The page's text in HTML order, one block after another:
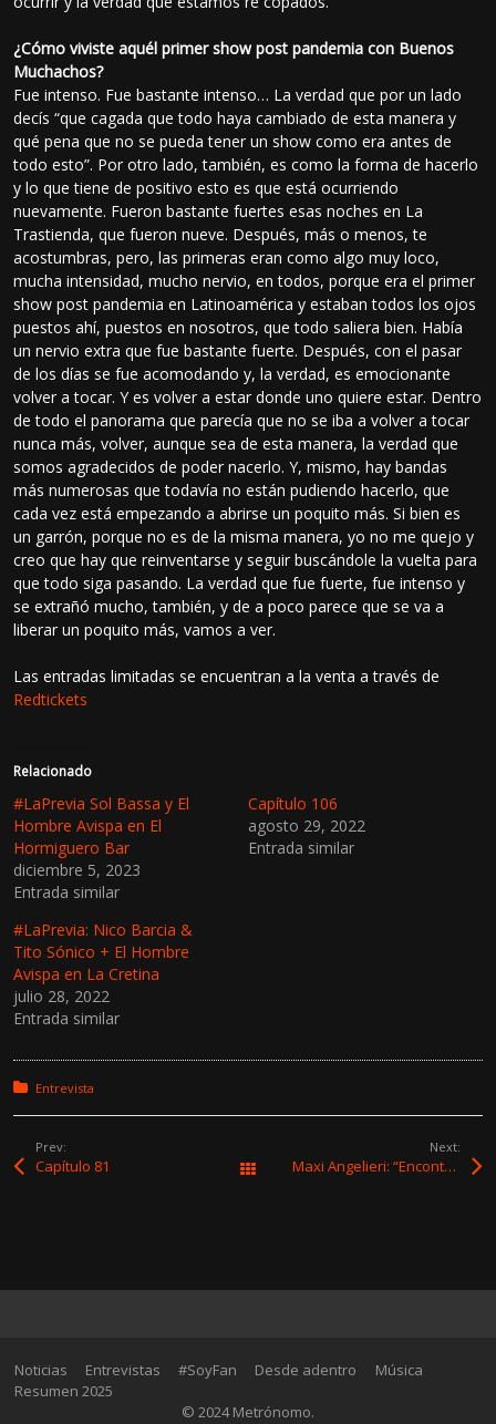
¿Cómo viviste aquél primer show post pandemia con Buenos
Muchachos?
Fue intenso. Fue bastante intenso… La verdad que por un lado
decís “que cagada que todo haya cambiado de esta manera y
qué pena que no se pueda tener un show como era antes de
todo esto”. Por otro lado, también, es como la forma de hacerlo
y lo que tiene de positivo esto es que está ocurriendo
nuevamente. Fueron bastante fuertes esas noches en La
Trastienda, que fueron nueve. Después, más o menos, te
acostumbras, pero, las primeras eran como algo muy loco,
mucha intensidad, mucho nervio, en todos, porque era el primer
show post pandemia en Latinoamérica y estaban todos los ojos
puestos ahí, puestos en nosotros, que todo saliera bien. Había
un nervio extra que fue bastante fuerte. Después, con el pasar
de los días se fue acomodando y, la verdad, es emocionante
volver a tocar. Y es volver a estar donde uno quiere estar. Dentro
de todo el panorama que parecía que no se iba a volver a tocar
nunca más, volver, aunque sea de esta manera, la verdad que
somos agradecidos de poder nacerlo. Y, mismo, hay bandas
más numerosas que todavía no están pudiendo hacerlo, que
cada vez está empezando a abrirse un poquito más. Si bien es
un garrón, porque no es de la misma manera, yo no me quejo y
creo que hay que reinventarse y seguir buscándole la vuelta para
que todo siga pasando. La verdad que fue fuerte, fue intenso y
se extrañó mucho, también, y de a poco parece que se va a
liberar un poquito más, vamos a ver.
Las entradas limitadas se encuentran a la venta a través de
Redtickets
Relacionado
#LaPrevia Sol Bassa y El
Hombre Avispa en El
Hormiguero Bar
diciembre 5, 2023
Entrada similar
Capítulo 106
agosto 29, 2022
Entrada similar
#LaPrevia: Nico Barcia &
Tito Sónico + El Hombre
Avispa en La Cretina
julio 28, 2022
Entrada similar
Posted in:
Entrevista
Prev:
Capítulo 81 All Works
Next:
Maxi Angelieri: “Encontré la escena musical uruguaya muy viva”
Noticias Entrevistas #SoyFan Desde adentro
Música
Resumen 2025
© 2024 Metrónomo.